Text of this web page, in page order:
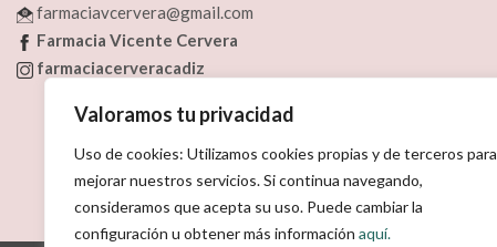
Valoramos tu privacidad
Uso de cookies: Utilizamos cookies propias y de terceros para
mejorar nuestros servicios. Si continua navegando,
consideramos que acepta su uso. Puede cambiar la
configuración u obtener más información aquí.
farmaciavcervera@gmail.com
Farmacia Vicente Cervera
farmaciacerveracadiz